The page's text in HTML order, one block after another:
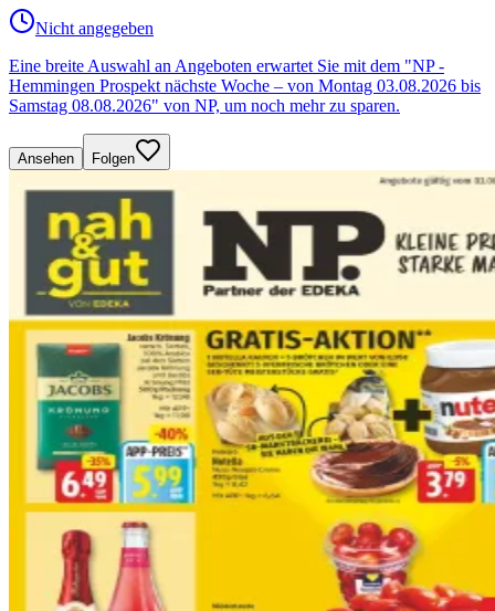
Nicht angegeben
Eine breite Auswahl an Angeboten erwartet Sie mit dem "NP -
Hemmingen Prospekt nächste Woche – von Montag 03.08.2026 bis
Samstag 08.08.2026" von NP, um noch mehr zu sparen.
Ansehen Folgen